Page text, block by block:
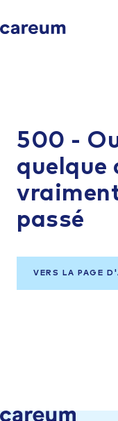
500 -
quelque
passé
VERS LA PAGE